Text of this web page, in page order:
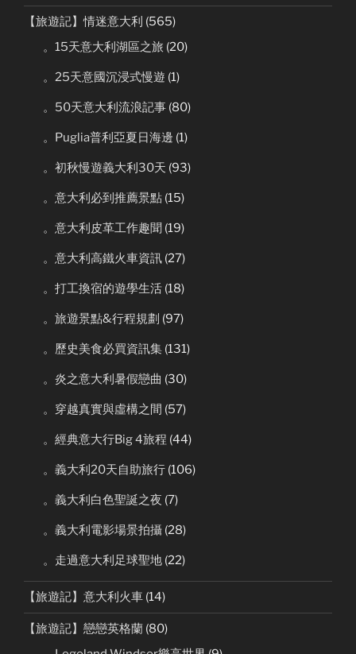
【旅遊記】情迷意大利 (565)
。15天意大利湖區之旅 (20)
。25天意國沉浸式慢遊 (1)
。50天意大利流浪記事 (80)
。Puglia普利亞夏日海邊 (1)
。初秋慢遊義大利30天 (93)
。意大利必到推薦景點 (15)
。意大利皮革工作趣聞 (19)
。意大利高鐵火車資訊 (27)
。打工換宿的遊學生活 (18)
。旅遊景點&行程規劃 (97)
。歷史美食必買資訊集 (131)
。炎之意大利暑假戀曲 (30)
。穿越真實與虛構之間 (57)
。經典意大行Big 4旅程 (44)
。義大利20天自助旅行 (106)
。義大利白色聖誕之夜 (7)
。義大利電影場景拍攝 (28)
。走過意大利足球聖地 (22)
【旅遊記】意大利火車 (14)
【旅遊記】戀戀英格蘭 (80)